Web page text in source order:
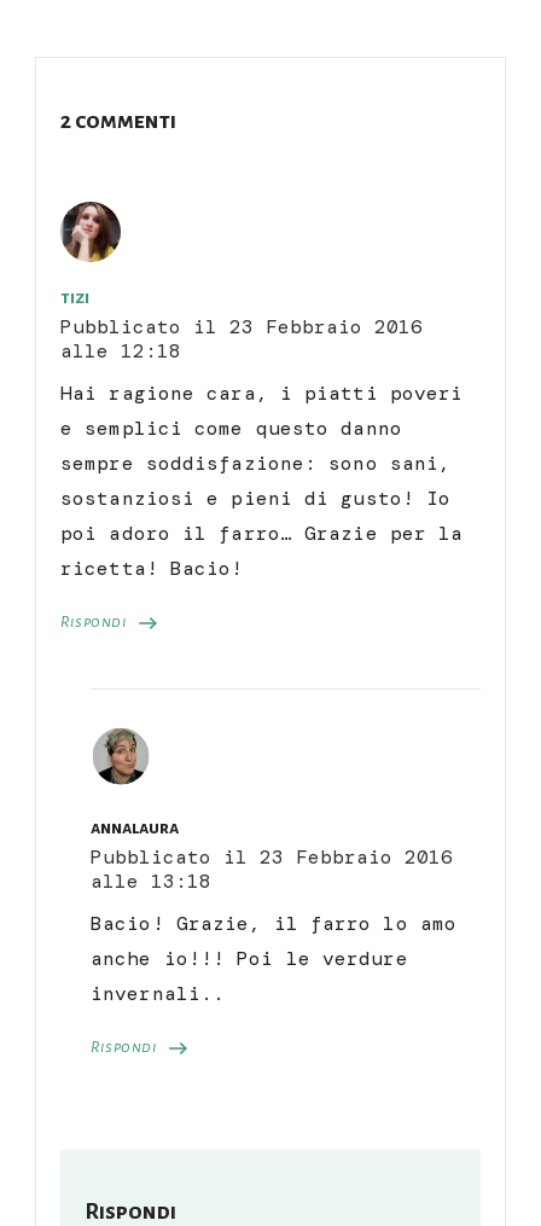
2 commenti
tizi
Pubblicato il 23 Febbraio 2016
alle 12:18
Rispondi
Hai ragione cara, i piatti poveri
e semplici come questo danno
sempre soddisfazione: sono sani,
sostanziosi e pieni di gusto! Io
poi adoro il farro… Grazie per la
ricetta! Bacio!
annalaura
Pubblicato il 23 Febbraio 2016
alle 13:18
Rispondi
Bacio! Grazie, il farro lo amo
anche io!!! Poi le verdure
invernali..
Rispondi